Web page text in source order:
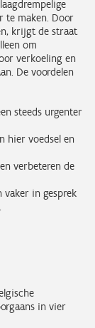
te maken. Door
krijgt de straat
om
verkoeling en
De voordelen
steeds urgenter
hier voedsel en
verbeteren de
vaker in gesprek
in vier